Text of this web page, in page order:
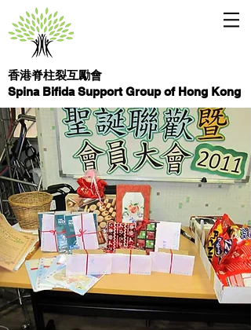
香港脊柱裂互勵會
Spina Bifida Support Group of Hong Kong